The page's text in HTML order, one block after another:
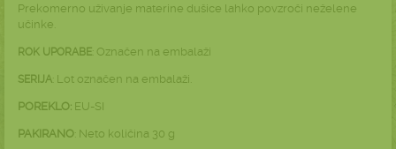
Prekomerno uživanje materine dušice lahko povzroči neželene
učinke.
ROK UPORABE : Označen na embalaži
SERIJA : Lot označen na embalaži.
POREKLO: EU-SI
PAKIRANO : Neto količina 30 g